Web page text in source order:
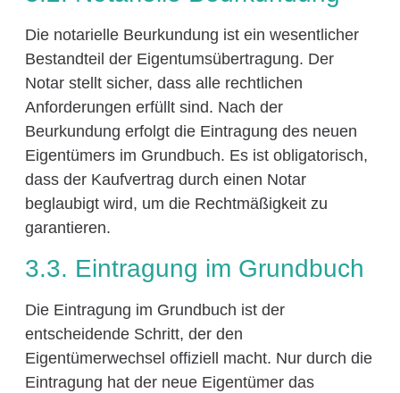
Die notarielle Beurkundung ist ein wesentlicher
Bestandteil der Eigentumsübertragung. Der
Notar stellt sicher, dass alle rechtlichen
Anforderungen erfüllt sind. Nach der
Beurkundung erfolgt die Eintragung des neuen
Eigentümers im Grundbuch. Es ist obligatorisch,
dass der Kaufvertrag durch einen Notar
beglaubigt wird, um die Rechtmäßigkeit zu
garantieren.
3.3. Eintragung im Grundbuch
Die Eintragung im Grundbuch ist der
entscheidende Schritt, der den
Eigentümerwechsel offiziell macht. Nur durch die
Eintragung hat der neue Eigentümer das